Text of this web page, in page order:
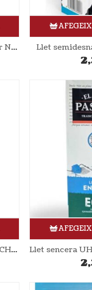
Iogurt natural de cabra 2x125gr NATURLAN Llet
Llet sencera de cabra 1L ANDECHSER